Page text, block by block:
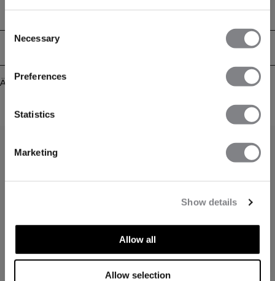
Selection
Necessary
Preferences
Statistics
Marketing
Show details
Allow all
Allow selection
beim Training bequem und trocken. 88% Nylon, 12% Elastan
Technical Aspects
Ähnliche Produkte